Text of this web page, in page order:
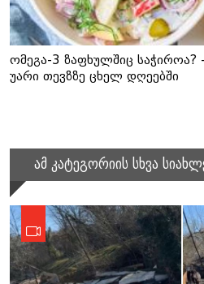
ომეგა-3 ზაფხულშიც
უარი თევზზე ცხელ დღეებში
ამ კატეგორიის სხვა